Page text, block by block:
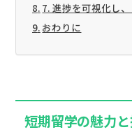
7. 進捗を可視化し
おわりに
短期留学の魅力